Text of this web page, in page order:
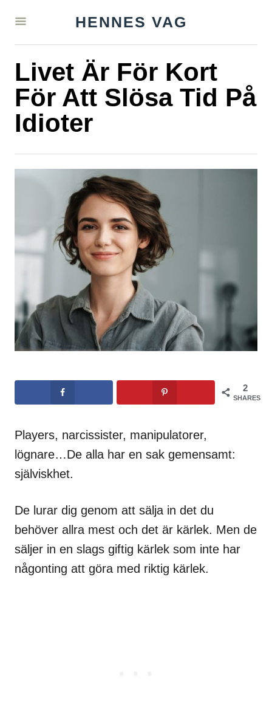
HENNES VAG
Livet Är För Kort
För Att Slösa Tid På
Idioter
2
SHARES
Players, narcissister, manipulatorer,
lögnare…De alla har en sak gemensamt:
själviskhet.
De lurar dig genom att sälja in det du
behöver allra mest och det är kärlek. Men de
säljer in en slags giftig kärlek som inte har
någonting att göra med riktig kärlek.